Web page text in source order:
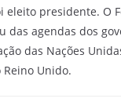
presidente. O
das agendas dos
das Nações
Unido.